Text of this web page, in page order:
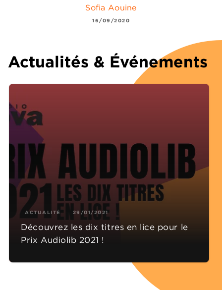
Sofia Aouine
16/09/2020
Actualités & Événements
ACTUALITÉ 29/01/2021
Découvrez les dix titres en lice pour le
Prix Audiolib 2021 !